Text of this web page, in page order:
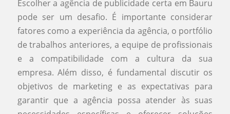
Escolher a agência de publicidade certa em Bauru
pode ser um desafio. É importante considerar
fatores como a experiência da agência, o portfólio
de trabalhos anteriores, a equipe de profissionais
e a compatibilidade com a cultura da sua
empresa. Além disso, é fundamental discutir os
objetivos de marketing e as expectativas para
garantir que a agência possa atender às suas